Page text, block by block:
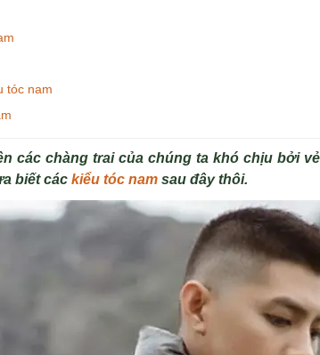
tóc nam
các chàng trai của chúng ta khó chịu bởi
biết các kiểu tóc nam sau đây thôi.